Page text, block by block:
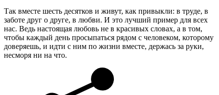
Так вместе шесть десятков и живут, как привыкли: в труде, в
заботе друг о друге, в любви. И это лучший пример для всех
нас. Ведь настоящая любовь не в красивых словах, а в том,
чтобы каждый день просыпаться рядом с человеком, которому
доверяешь, и идти с ним по жизни вместе, держась за руки,
несморя ни на что.